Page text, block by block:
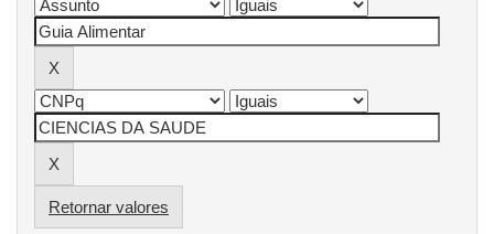
Retornar valores